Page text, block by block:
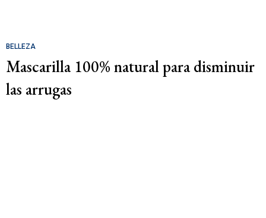
BELLEZA
Mascarilla 100% natural para disminuir
las arrugas